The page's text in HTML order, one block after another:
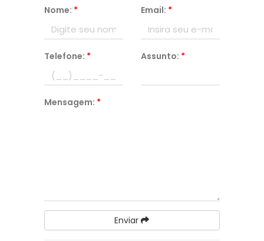
Nome: * Email: *
Telefone: * Assunto: *
Mensagem: *
Enviar